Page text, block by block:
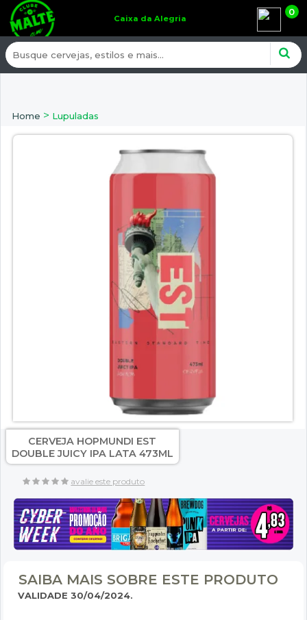
Caixa da Alegria
0
Home > Lupuladas
CERVEJA HOPMUNDI EST
DOUBLE JUICY IPA LATA 473ML
avalie este produto
SAIBA MAIS SOBRE ESTE PRODUTO
VALIDADE 30/04/2024.